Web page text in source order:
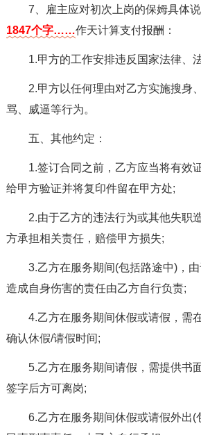
7、雇主应对初次上岗的保姆具体
1847个字……作天计算支付报酬：
1.甲方的工作安排违反国家法律、
2.甲方以任何理由对乙方实施搜身
骂、威逼等行为。
五、其他约定：
1.签订合同之前，乙方应当将有效
给甲方验证并将复印件留在甲方处;
2.由于乙方的违法行为或其他失职
方承担相关责任，赔偿甲方损失;
3.乙方在服务期间(包括路途中)，
造成自身伤害的责任由乙方自行负责;
4.乙方在服务期间休假或请假，需
确认休假/请假时间;
5.乙方在服务期间请假，需提供书
签字后方可离岗;
6.乙方在服务期间休假或请假外出(